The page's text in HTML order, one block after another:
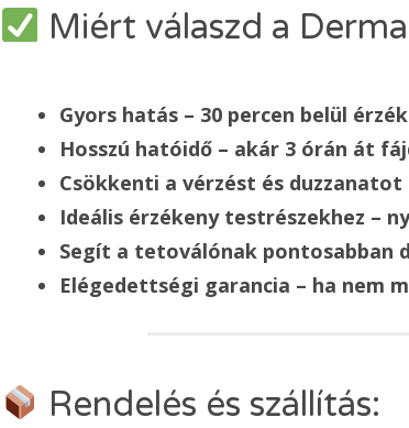
Miért válaszd a
Gyors hatás – 30 percen belül
Hosszú hatóidő – akár 3 órán át
Csökkenti a vérzést és duzzanatot
Ideális érzékeny testrészekhez –
Segít a tetoválónak pontosabban
Elégedettségi garancia – ha nem
Rendelés és szállítás: